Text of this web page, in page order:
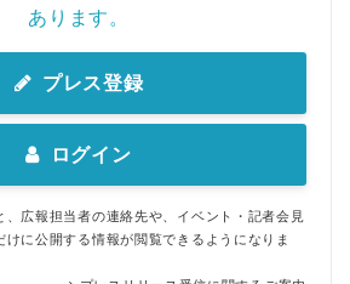
あります。
プレス登録
ログイン
、広報担当者の連絡先や、イベント・記者会見
けに公開する情報が閲覧できるようになりま